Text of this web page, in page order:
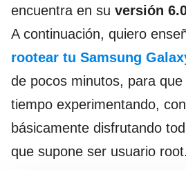
encuentra en su versión
A continuación, quiero
rootear tu Samsung
de pocos minutos, para
tiempo experimentando,
básicamente disfrutando
que supone ser usuario root.